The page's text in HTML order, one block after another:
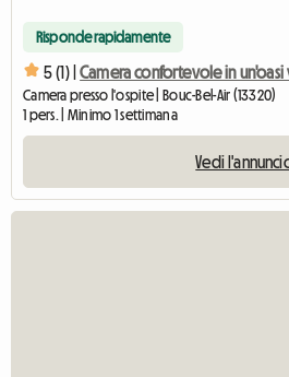
Risponde rapidamente
5 (1) | Camera confortevole in un'oasi
Camera presso l'ospite | Bouc-Bel-Air (13320)
1 pers. | Minimo 1 settimana
Vedi